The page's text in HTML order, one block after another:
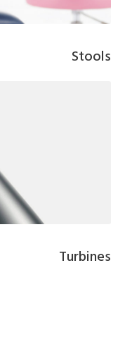
Stools
Turbines